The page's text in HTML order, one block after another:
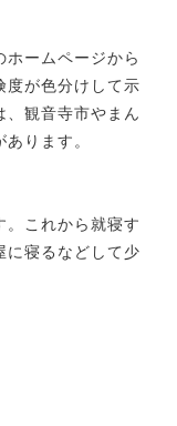
ホームページから
度が色分けして示
、観音寺市やまん
ります。
。これから就寝す
に寝るなどして少